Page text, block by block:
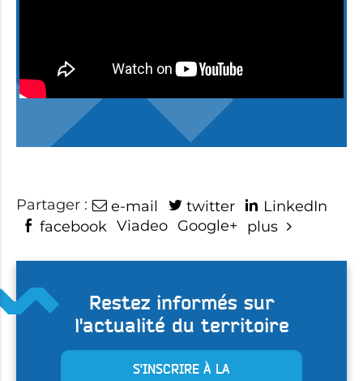
Partager : e-mail twitter
LinkedIn
facebook Viadeo Google+ plus
Restez informés sur
l'actualité du territoire
S'INSCRIRE À LA